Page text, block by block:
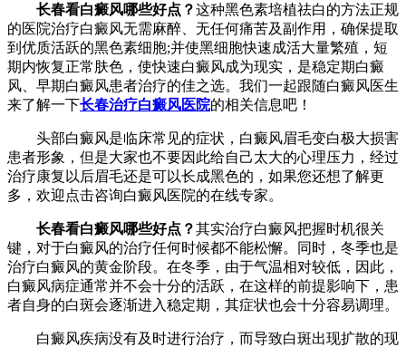
长春看白癜风哪些好点？这种黑色素培植祛白的方法正规
的医院治疗白癜风无需麻醉、无任何痛苦及副作用，确保提取
到优质活跃的黑色素细胞;并使黑细胞快速成活大量繁殖，短
期内恢复正常肤色，使快速白癜风成为现实，是稳定期白癜
风、早期白癜风患者治疗的佳之选。我们一起跟随白癜风医生
来了解一下长春治疗白癜风医院的相关信息吧！
头部白癜风是临床常见的症状，白癜风眉毛变白极大损害
患者形象，但是大家也不要因此给自己太大的心理压力，经过
治疗康复以后眉毛还是可以长成黑色的，如果您还想了解更
多，欢迎点击咨询白癜风医院的在线专家。
长春看白癜风哪些好点？其实治疗白癜风把握时机很关
键，对于白癜风的治疗任何时候都不能松懈。同时，冬季也是
治疗白癜风的黄金阶段。在冬季，由于气温相对较低，因此，
白癜风病症通常并不会十分的活跃，在这样的前提影响下，患
者自身的白斑会逐渐进入稳定期，其症状也会十分容易调理。
白癜风疾病没有及时进行治疗，而导致白斑出现扩散的现